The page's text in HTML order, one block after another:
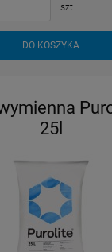
szt.
DO KOSZYKA
25l